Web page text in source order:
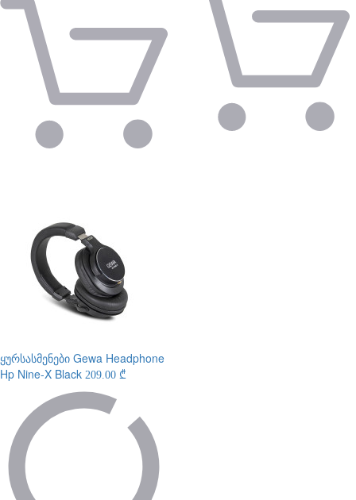
ყურსასმენები Gewa Headphone
Hp Nine-X Black 209.00 ₾